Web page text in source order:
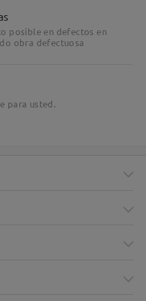
posible en defectos en
obra defectuosa
para usted.